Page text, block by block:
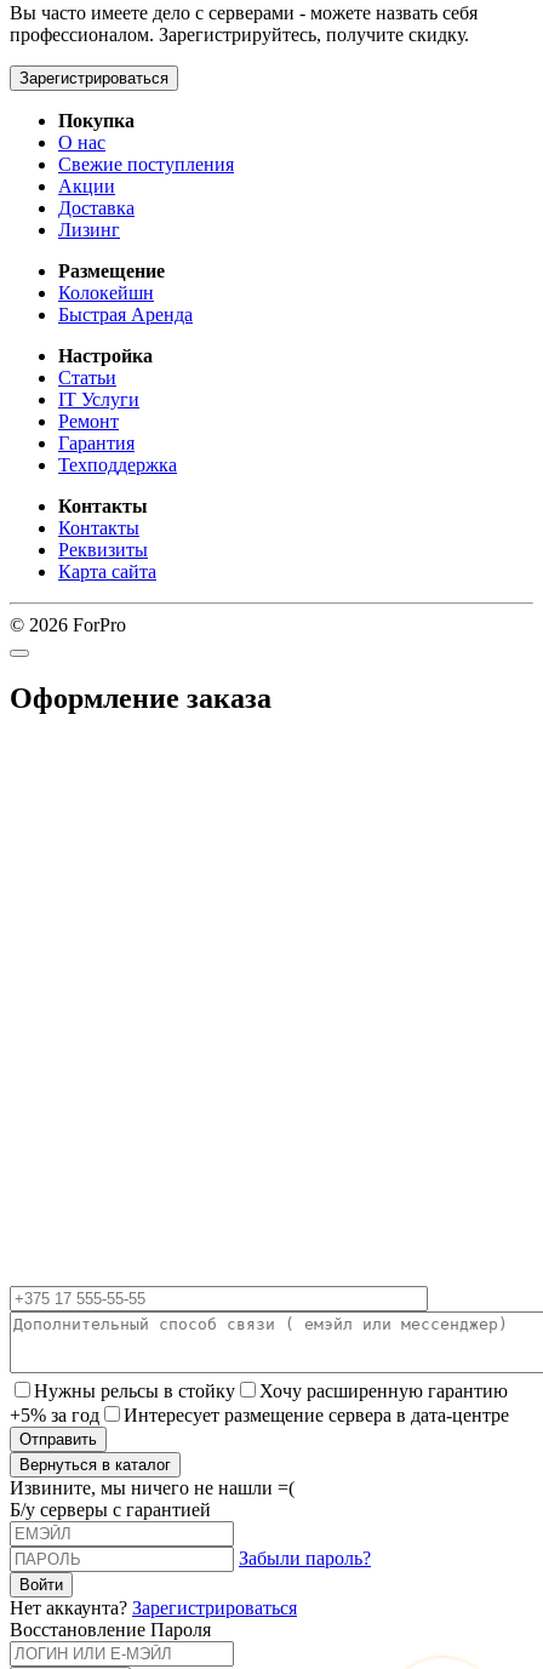
Вы часто имеете дело с серверами - можете назвать себя
профессионалом. Зарегистрируйтесь, получите скидку.
Зарегистрироваться
Покупка
О нас
Свежие поступления
Акции
Доставка
Лизинг
Размещение
Колокейшн
Быстрая Аренда
Настройка
Статьи
IT Услуги
Ремонт
Гарантия
Техподдержка
Контакты
Контакты
Реквизиты
Карта сайта
© 2026 ForPro
Оформление заказа
Нужны рельсы в стойку
Хочу расширенную гарантию
+5% за год
Интересует размещение сервера в дата-центре
Вернуться в каталог
Извините, мы ничего не нашли =(
Б/у серверы с гарантией
Забыли пароль?
Нет аккаунта? Зарегистрироваться
Восстановление Пароля